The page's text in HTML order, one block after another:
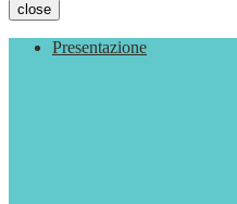
close
Presentazione